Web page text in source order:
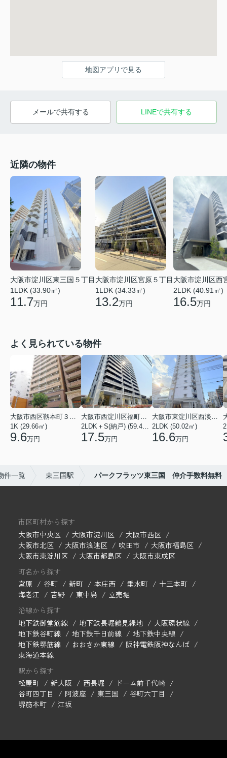
地図アプリで見る
メールで共有する LINEで共有する
近隣の物件
大阪市淀川区東三国５丁目
1LDK (33.90㎡)
11.7万円
大阪市淀川区宮原５丁目
1LDK (34.33㎡)
13.2万円
大阪市淀川区西
2LDK (40.91㎡)
16.5万円
よく見られている物件
大阪市西区靱本町３丁目
1K (29.66㎡)
9.6万円
大阪市西淀川区福町２丁目
2LDK＋S(納戸) (59.48㎡)
17.5万円
大阪市東淀川区西淡路１丁目
2LDK (50.02㎡)
16.6万円
件一覧 東三国駅 パークフラッツ東三国 仲介手数料無料
市区町村から探す
大阪市中央区
大阪市淀川区
大阪市西区
大阪市北区
大阪市浪速区 吹田市
大阪市福島区
大阪市東淀川区
大阪市都島区
大阪市東成区
町名から探す
宮原
谷町 新町 本庄西 垂水町
十三本町
海老江
吉野 東中島
立売堀
沿線から探す
地下鉄御堂筋線
地下鉄長堀鶴見緑地
大阪環状線
地下鉄谷町線
地下鉄千日前線
地下鉄中央線
地下鉄堺筋線
おおさか東線
阪神電鉄阪神なんば
東海道本線
駅から探す
松屋町
新大阪 西長堀
ドーム前千代崎
谷町四丁目
阿波座 東三国
谷町六丁目
堺筋本町
江坂